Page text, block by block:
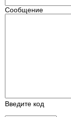
Сообщение
Введите код